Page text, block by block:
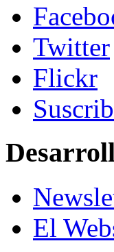
Twitter
Flickr
El